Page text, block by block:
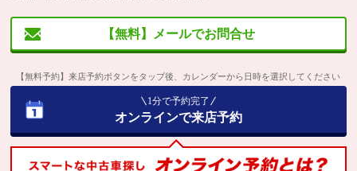
【無料】メールでお問合せ
【無料予約】来店予約ボタンをタップ後、カレンダーから日時を選択してください
1分で予約完了
オンラインで来店予約